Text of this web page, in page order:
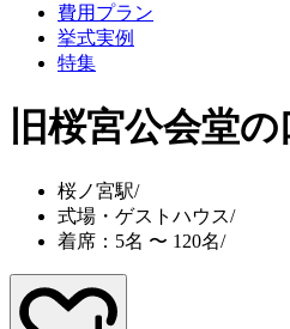
費用プラン
挙式実例
特集
旧桜宮公会堂の
桜ノ宮駅/
式場・ゲストハウス/
着席：5名 〜 120名/